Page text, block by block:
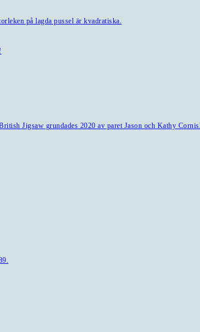
på lagda pussel är kvadratiska.
Jigsaw grundades 2020 av paret Jason och Kathy